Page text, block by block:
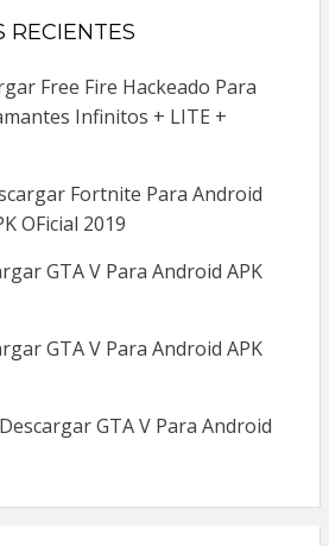
RECIENTES
Free Fire Hackeado Para
Infinitos + LITE +
Fortnite Para Android
OFicial 2019
GTA V Para Android APK
GTA V Para Android APK
Descargar GTA V Para Android